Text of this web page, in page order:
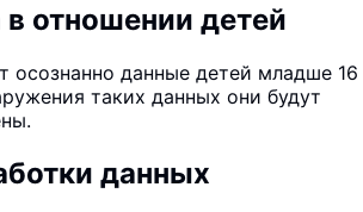
отношении детей
осознанно данные детей младше 16
таких данных они будут
данных